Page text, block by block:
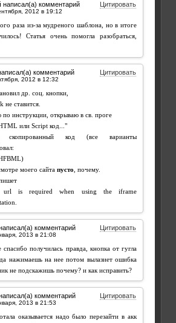
написал(а) комментарий Цитировать
раза из-за мудреного шаблона, но в итоге
Статья очень помогла разобраться,
комментарий Цитировать
др. соц. кнопки,
не ставится.
по инструкции, открываю в св. проге
или Script код..."
скопированный код (все варианты
моего сайта пусто , почему.
is required when using the iframe
комментарий Цитировать
получилась правда, кнопка от гугла
нажимаешь на нее потом вылазиет ошибка
не подскажишь почему? и как исправить?
комментарий Цитировать
оказывается надо было перезайти в акк